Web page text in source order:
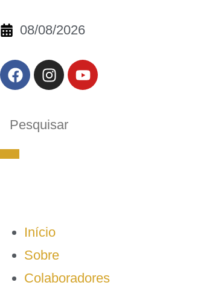
08/08/2026
Início
Sobre
Colaboradores